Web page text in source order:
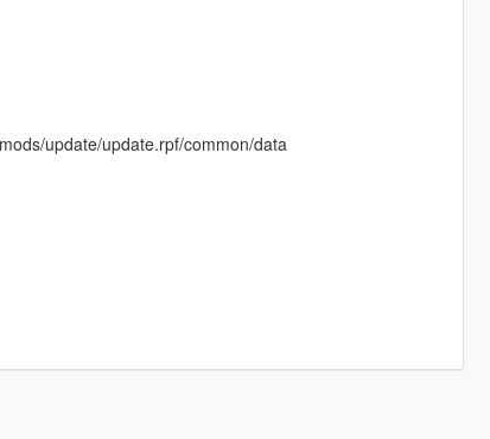
update/update.rpf/common/data